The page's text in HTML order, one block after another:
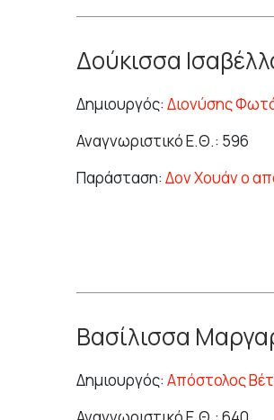
Δούκισσα
Δημιουργός: Διονύσης
Αναγνωριστικό Ε.Θ.: 596
Παράσταση: Δον Χουάν ο
Βασίλισσα
Δημιουργός: Απόστολος